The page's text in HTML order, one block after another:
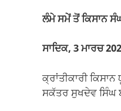
o
o
k
p
p
ਲੰਮੇ ਸਮੇਂ ਤੋਂ ਕਿਸਾਨ
ਸਾਦਿਕ, 3 ਮਾਰਚ
ਕ੍ਰਾਂਤੀਕਾਰੀ
ਸਕੱਤਰ ਸੁਖਦੇਵ ਸਿੰਘ